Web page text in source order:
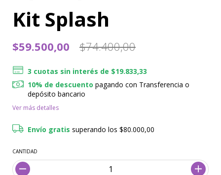
Kit Splash
$59.500,00 $74.400,00
3 cuotas sin interés de $19.833,33
10% de descuento pagando con Transferencia o
depósito bancario
Ver más detalles
Envío gratissuperando los$80.000,00
CANTIDAD